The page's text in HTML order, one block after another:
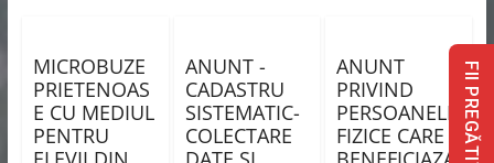
MICROBUZE
PRIETENOAS
E CU MEDIUL
PENTRU
ANUNT -
CADASTRU
SISTEMATIC-
COLECTARE
ANUNT
PRIVIND
PERSOANELE
FIZICE CARE
FII PREGĂTIT